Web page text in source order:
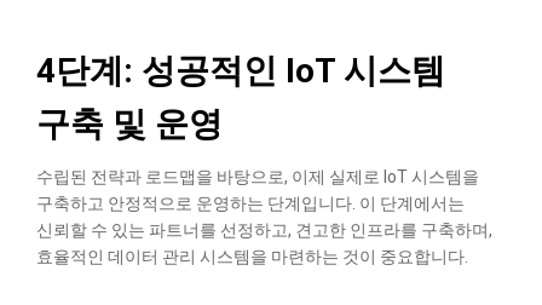
4단계: 성공적인 IoT 시스템
구축 및 운영
수립된 전략과 로드맵을 바탕으로, 이제 실제로 IoT 시스템을
구축하고 안정적으로 운영하는 단계입니다. 이 단계에서는
신뢰할 수 있는 파트너를 선정하고, 견고한 인프라를 구축하며,
효율적인 데이터 관리 시스템을 마련하는 것이 중요합니다.